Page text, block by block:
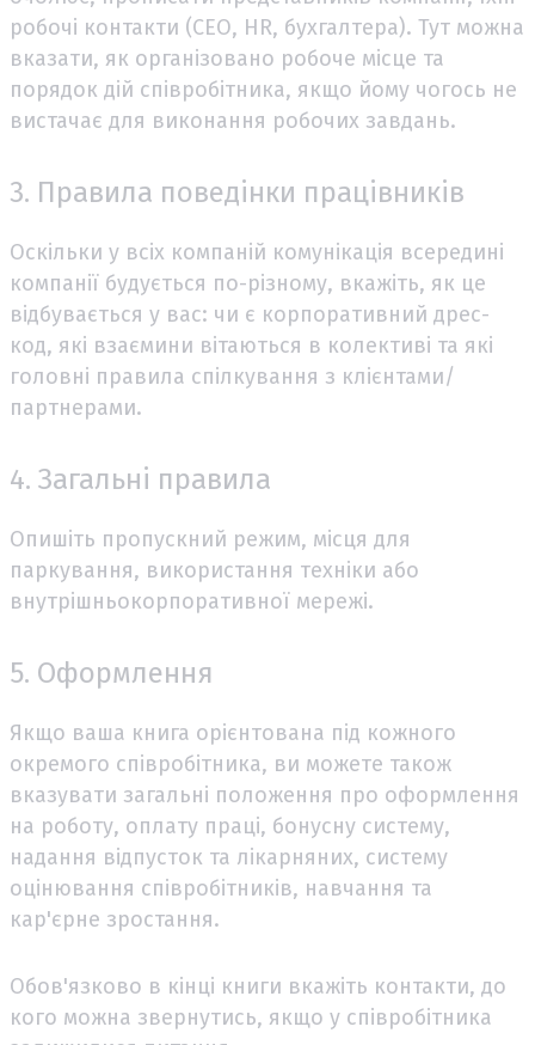
робочі контакти (СЕО, HR, бухгалтера). Тут можна
вказати, як організовано робоче місце та
порядок дій співробітника, якщо йому чогось не
вистачає для виконання робочих завдань.
3. Правила поведінки працівників
Оскільки у всіх компаній комунікація всередині
компанії будується по-різному, вкажіть, як це
відбувається у вас: чи є корпоративний дрес-
код, які взаємини вітаються в колективі та які
головні правила спілкування з клієнтами/
партнерами.
4. Загальні правила
Опишіть пропускний режим, місця для
паркування, використання техніки або
внутрішньокорпоративної мережі.
5. Оформлення
Якщо ваша книга орієнтована під кожного
окремого співробітника, ви можете також
вказувати загальні положення про оформлення
на роботу, оплату праці, бонусну систему,
надання відпусток та лікарняних, систему
оцінювання співробітників, навчання та
кар'єрне зростання.
Обов'язково в кінці книги вкажіть контакти, до
кого можна звернутись, якщо у співробітника